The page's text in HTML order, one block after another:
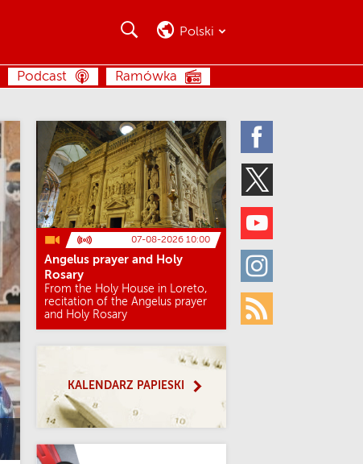
Twitter
Youtube
Instagram
Rss
SZUKAJ Polski
Ramówka
Podcast
07-08-2026 10:00
Angelus prayer and Holy
Rosary
From the Holy House in Loreto,
recitation of the Angelus prayer
and Holy Rosary
KALENDARZ PAPIESKI